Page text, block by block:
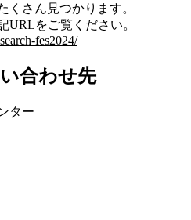
くさん見つかります。
URLをご覧 ください。
fes2024/
合わせ先
ター